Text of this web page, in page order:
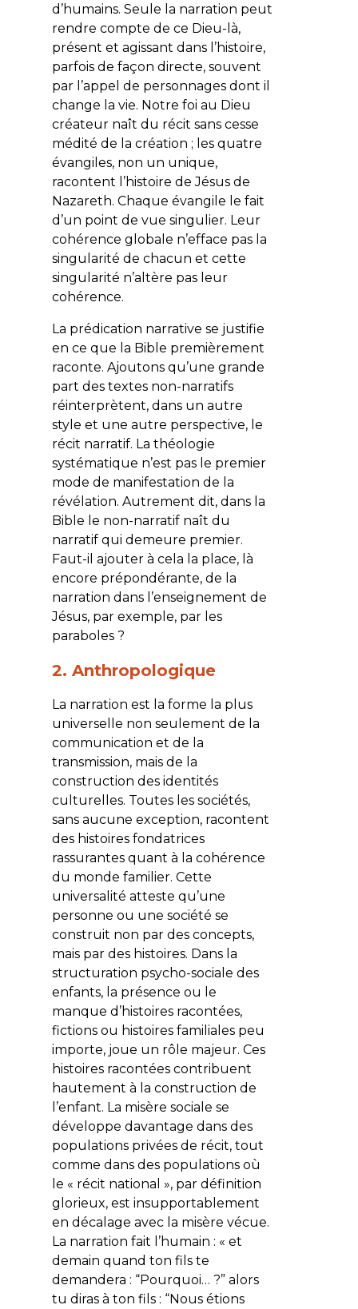
d’humains. Seule la narration peut
rendre compte de ce Dieu-là,
présent et agissant dans l’histoire,
parfois de façon directe, souvent
par l’appel de personnages dont il
change la vie. Notre foi au Dieu
créateur naît du récit sans cesse
médité de la création ; les quatre
évangiles, non un unique,
racontent l’histoire de Jésus de
Nazareth. Chaque évangile le fait
d’un point de vue singulier. Leur
cohérence globale n’efface pas la
singularité de chacun et cette
singularité n’altère pas leur
cohérence.
La prédication narrative se justifie
en ce que la Bible premièrement
raconte. Ajoutons qu’une grande
part des textes non-narratifs
réinterprètent, dans un autre
style et une autre perspective, le
récit narratif. La théologie
systématique n’est pas le premier
mode de manifestation de la
révélation. Autrement dit, dans la
Bible le non-narratif naît du
narratif qui demeure premier.
Faut-il ajouter à cela la place, là
encore prépondérante, de la
narration dans l’enseignement de
Jésus, par exemple, par les
paraboles ?
2. Anthropologique
La narration est la forme la plus
universelle non seulement de la
communication et de la
transmission, mais de la
construction des identités
culturelles. Toutes les sociétés,
sans aucune exception, racontent
des histoires fondatrices
rassurantes quant à la cohérence
du monde familier. Cette
universalité atteste qu’une
personne ou une société se
construit non par des concepts,
mais par des histoires. Dans la
structuration psycho-sociale des
enfants, la présence ou le
manque d’histoires racontées,
fictions ou histoires familiales peu
importe, joue un rôle majeur. Ces
histoires racontées contribuent
hautement à la construction de
l’enfant. La misère sociale se
développe davantage dans des
populations privées de récit, tout
comme dans des populations où
le « récit national », par définition
glorieux, est insupportablement
en décalage avec la misère vécue.
La narration fait l’humain : « et
demain quand ton fils te
demandera : “Pourquoi… ?” alors
tu diras à ton fils : “Nous étions